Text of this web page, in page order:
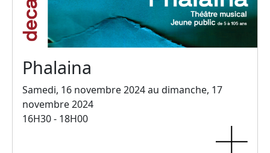
Phalaina
Samedi, 16 novembre 2024 au dimanche, 17
novembre 2024
16H30 - 18H00